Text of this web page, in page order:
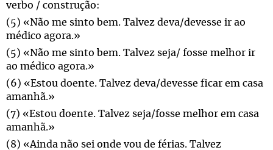
verbo / construção:
(5) «Não me sinto bem. Talvez deva/devesse ir ao
médico agora.»
(5) «Não me sinto bem. Talvez seja/ fosse melhor ir
ao médico agora.»
(6) «Estou doente. Talvez deva/devesse ficar em casa
amanhã.»
(7) «Estou doente. Talvez seja/fosse melhor em casa
amanhã.»
(8) «Ainda não sei onde vou de férias. Talvez